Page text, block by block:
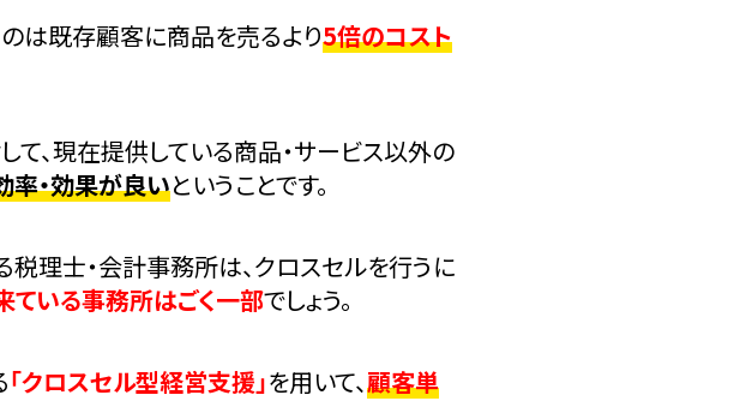
は既存顧客に商品を売るより5倍のコスト
て、現在提供している商品・サービス以外の
・効果が良いということです。
税理士・会計事務所は、クロスセルを行うに
ている事務所はごく一部でしょう。
「クロスセル型経営支援」を用いて、顧客単